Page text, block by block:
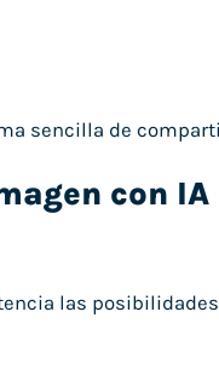
sencilla de
con IA
las